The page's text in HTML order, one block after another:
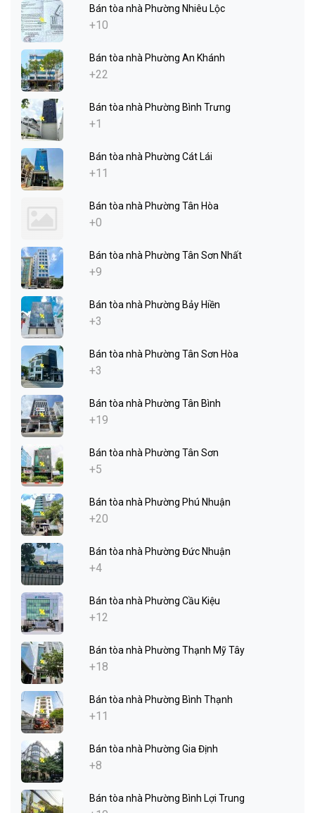
Bán tòa nhà Phường Nhiêu Lộc
+10
Bán tòa nhà Phường An Khánh
+22
Bán tòa nhà Phường Bình Trưng
+1
Bán tòa nhà Phường Cát Lái
+11
Bán tòa nhà Phường Tân Hòa
+0
Bán tòa nhà Phường Tân Sơn Nhất
+9
Bán tòa nhà Phường Bảy Hiền
+3
Bán tòa nhà Phường Tân Sơn Hòa
+3
Bán tòa nhà Phường Tân Bình
+19
Bán tòa nhà Phường Tân Sơn
+5
Bán tòa nhà Phường Phú Nhuận
+20
Bán tòa nhà Phường Đức Nhuận
+4
Bán tòa nhà Phường Cầu Kiệu
+12
Bán tòa nhà Phường Thạnh Mỹ Tây
+18
Bán tòa nhà Phường Bình Thạnh
+11
Bán tòa nhà Phường Gia Định
+8
Bán tòa nhà Phường Bình Lợi Trung